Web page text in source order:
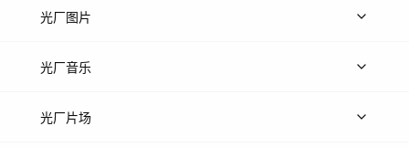
上传视频
光厂图片
上传图片
光厂音乐
热门音乐
光厂片场